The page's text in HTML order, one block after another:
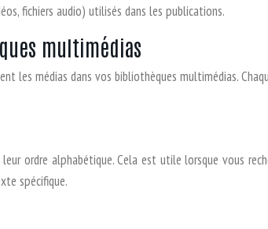
fichiers audio) utilisés dans les publications.
multimédias
les médias dans vos bibliothèques multimédias.
ordre alphabétique. Cela est utile lorsque vous
spécifique.